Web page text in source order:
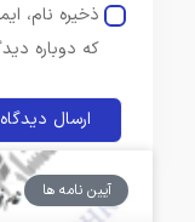
ذخیره نام،
که دوباره
آیین نامه ها